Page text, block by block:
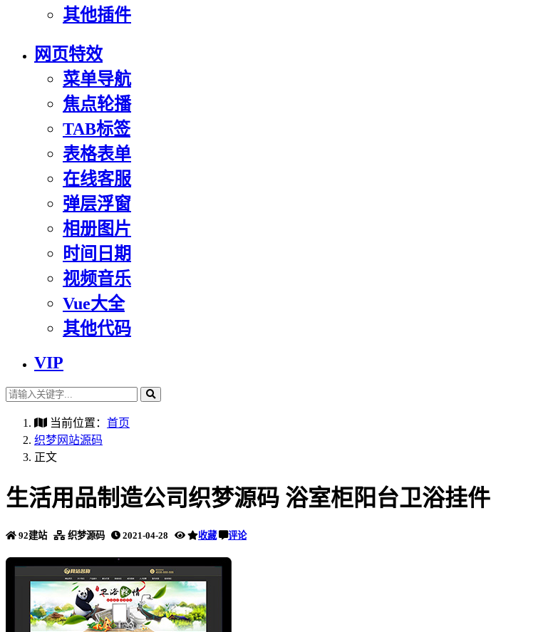
其他插件
网页特效
菜单导航
焦点轮播
TAB标签
表格表单
在线客服
弹层浮窗
相册图片
时间日期
视频音乐
Vue大全
其他代码
VIP
当前位置： 首页
织梦网站源码
正文
生活用品制造公司织梦源码 浴室柜阳台卫浴挂件
92建站 织梦源码 2021-04-28 收藏 评论